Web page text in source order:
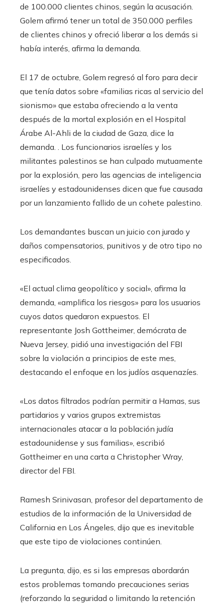
de 100.000 clientes chinos, según la acusación.
Golem afirmó tener un total de 350.000 perfiles
de clientes chinos y ofreció liberar a los demás si
había interés, afirma la demanda.
El 17 de octubre, Golem regresó al foro para decir
que tenía datos sobre «familias ricas al servicio del
sionismo» que estaba ofreciendo a la venta
después de la mortal explosión en el Hospital
Árabe Al-Ahli de la ciudad de Gaza, dice la
demanda. . Los funcionarios israelíes y los
militantes palestinos se han culpado mutuamente
por la explosión, pero las agencias de inteligencia
israelíes y estadounidenses dicen que fue causada
por un lanzamiento fallido de un cohete palestino.
Los demandantes buscan un juicio con jurado y
daños compensatorios, punitivos y de otro tipo no
especificados.
«El actual clima geopolítico y social», afirma la
demanda, «amplifica los riesgos» para los usuarios
cuyos datos quedaron expuestos. El
representante Josh Gottheimer, demócrata de
Nueva Jersey, pidió una investigación del FBI
sobre la violación a principios de este mes,
destacando el enfoque en los judíos asquenazíes.
«Los datos filtrados podrían permitir a Hamas, sus
partidarios y varios grupos extremistas
internacionales atacar a la población judía
estadounidense y sus familias», escribió
Gottheimer en una carta a Christopher Wray,
director del FBI.
Ramesh Srinivasan, profesor del departamento de
estudios de la información de la Universidad de
California en Los Ángeles, dijo que es inevitable
que este tipo de violaciones continúen.
La pregunta, dijo, es si las empresas abordarán
estos problemas tomando precauciones serias
(reforzando la seguridad o limitando la retención